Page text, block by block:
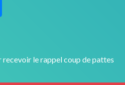
le rappel coup de pattes